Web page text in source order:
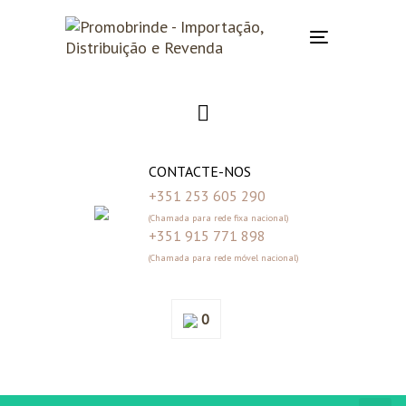
Toggle
CONTACTE-NOS
+351 253 605 290
(Chamada para rede fixa nacional)
+351 915 771 898
(Chamada para rede móvel nacional)
0